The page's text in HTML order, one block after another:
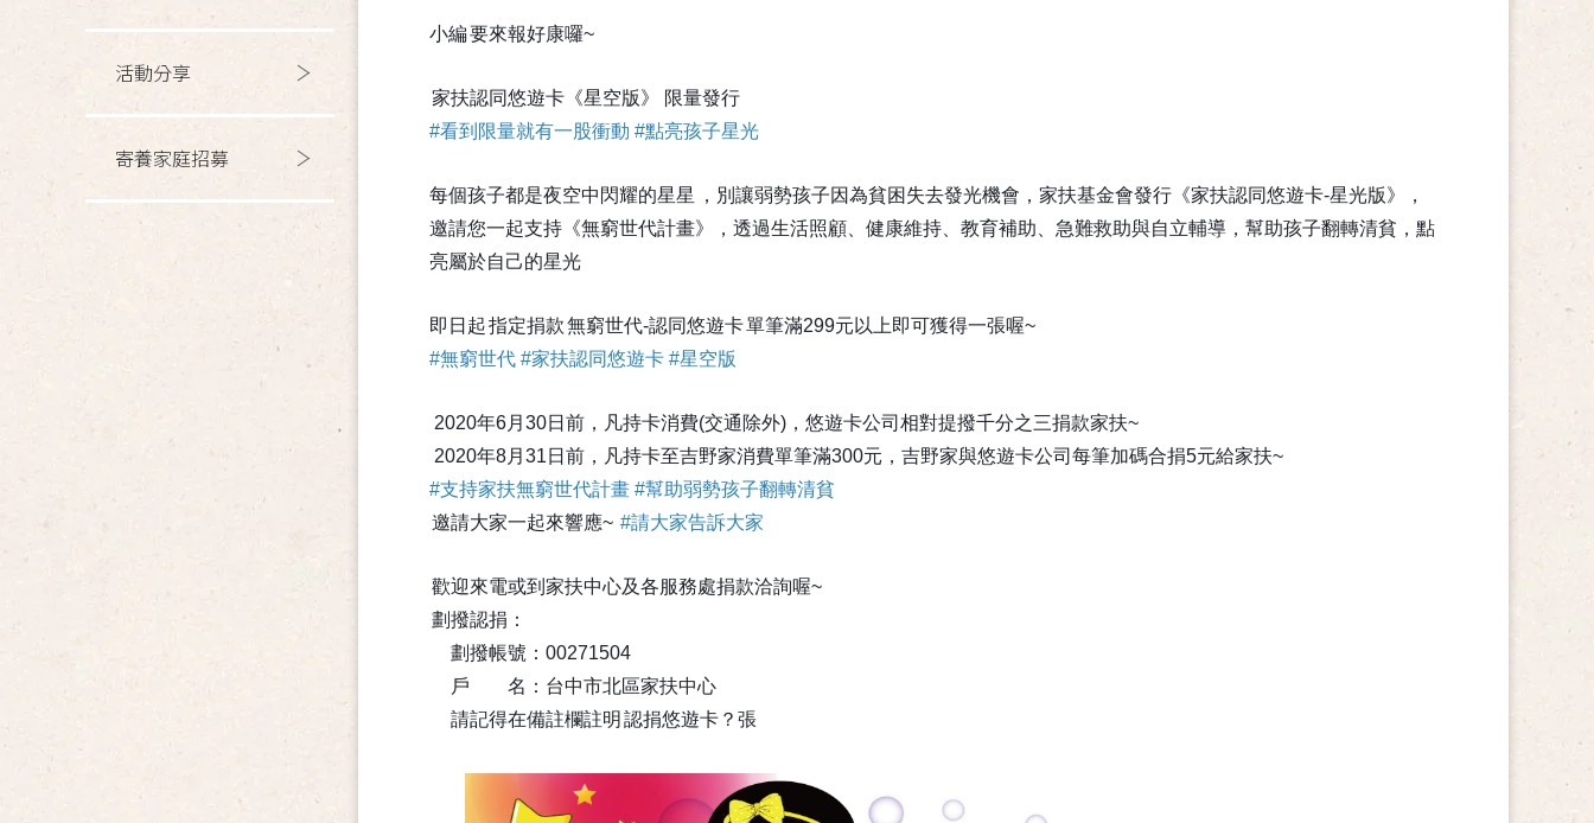
活動分享
寄養家庭招募
小編要來報好康囉~
家扶認同悠遊卡《星空版》 限量發行
#看到限量就有一股衝動 #點亮孩子星光
每個孩子都是夜空中閃耀的星星
，別讓弱勢孩子因為貧困失去發光機會，家扶基金會發行《家扶認同悠遊卡-星光版》，
邀請您一起支持《無窮世代計畫》，透過生活照顧、健康維持、教育補助、急難救助與自立輔導，幫助孩子翻轉清貧，點
亮屬於自己的星光
即日起指定捐款無窮世代-認同悠遊卡單筆滿299元以上即可獲得一張喔~
#無窮世代 #家扶認同悠遊卡 #星空版
2020年6月30日前，凡持卡消費(交通除外)，悠遊卡公司相對提撥千分之三捐款家扶~
2020年8月31日前，凡持卡至吉野家消費單筆滿300元，吉野家與悠遊卡公司每筆加碼合捐5元給家扶~
#支持家扶無窮世代計畫 #幫助弱勢孩子翻轉清貧
邀請大家一起來響應~ #請大家告訴大家
歡迎來電或到家扶中心及各服務處捐款洽詢喔~
劃撥認捐：
劃撥帳號：00271504
戶 名：台中市北區家扶中心
請記得在備註欄註明 認捐悠遊卡？張